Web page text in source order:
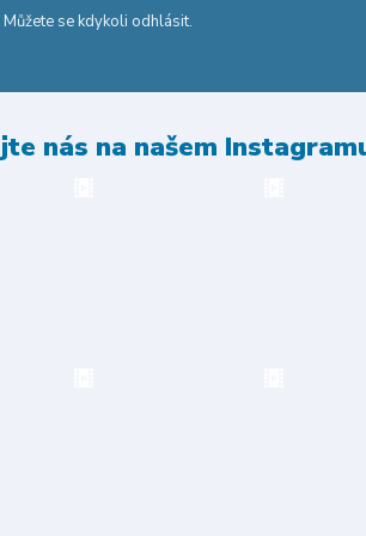
Můžete se kdykoli odhlásit.
nás na našem